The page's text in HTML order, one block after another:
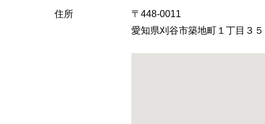
住所
〒448-0011
愛知県刈谷市築地町１丁目３